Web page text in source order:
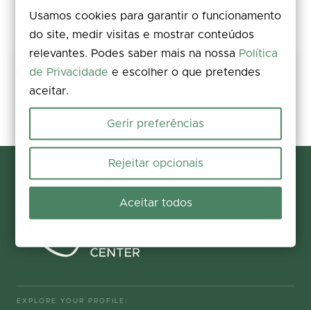
Keep this trail safe
Rate, comment, and add photos. Spotted an issue on the ground?
Report and contribute
EXPLORE YOUR PROFILE:
Usamos cookies para garantir o funcionamento
do site, medir visitas e mostrar conteúdos
relevantes. Podes saber mais na nossa Política
de Privacidade e escolher o que pretendes
aceitar.
Gerir preferências
Rejeitar opcionais
Aceitar todos